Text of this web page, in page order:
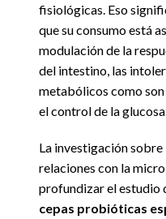
fisiológicas. Eso
que su consumo está
modulación de la
del intestino, las
metabólicos como
el control de la glucosa.
La investigación
relaciones con la
profundizar el estudio
cepas probióticas